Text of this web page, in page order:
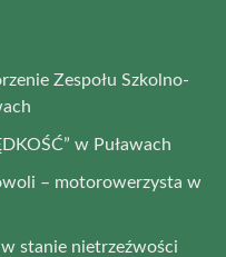
Zespołu Szkolno-
w Puławach
– motorowerzysta w
stanie nietrzeźwości